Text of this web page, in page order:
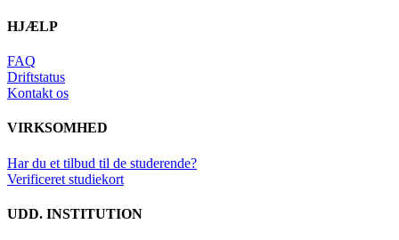
HJÆLP
FAQ
Driftstatus
Kontakt os
VIRKSOMHED
Har du et tilbud til de studerende?
Verificeret studiekort
UDD. INSTITUTION